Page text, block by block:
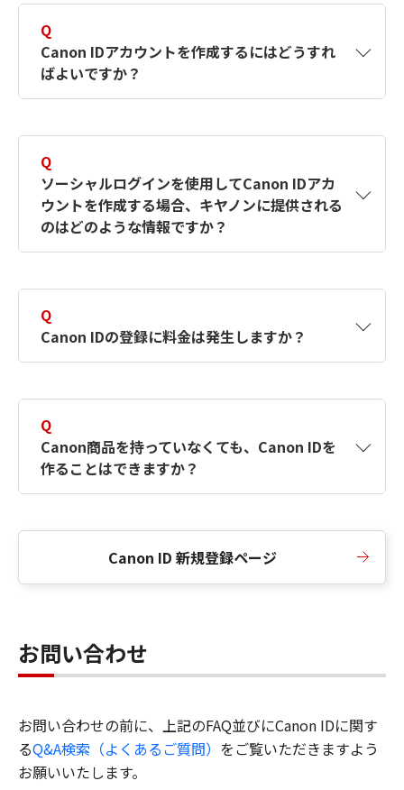
Q
Canon IDアカウントを作成するにはどうすれ
ばよいですか？
す。詳しい作成方法は【カメラ】Canon IDとは
何ですか？Canon IDの作成方法は？をご確認く
ださい。
Q
ソーシャルログインを使用してCanon IDアカ
ウントを作成する場合、キヤノンに提供される
のはどのような情報ですか？
択したサービスから取得します。アカウントを
簡単に作成できるように、この情報を使用して
Canon IDの登録フォームを入力します。
Q
Canon IDの登録に料金は発生しますか？
Q
Canon商品を持っていなくても、Canon IDを
作ることはできますか？
Canon ID 新規登録ページ
お問い合わせ
お問い合わせの前に、上記のFAQ並びにCanon IDに関す
るQ&A検索（よくあるご質問） をご覧いただきますよう
お願いいたします。